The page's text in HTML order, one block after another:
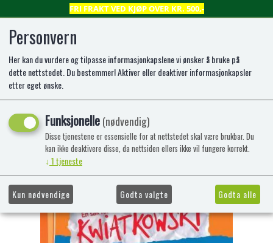
FRI FRAKT VED KJØP OVER KR. 500,-
0
Bokbjørn: Kwiatkowski -
Detektivduellen (3)
Lettlest bok for nybegynnere
Personvern
Her kan du vurdere og tilpasse informasjonkapslene vi ønsker å bruke på
dette nettstedet. Du bestemmer! Aktiver eller deaktiver informasjonkapsler
etter eget ønske.
Funksjonelle(nødvendig)
Disse tjenestene er essensielle for at nettstedet skal være brukbar. Du
kan ikke deaktivere disse, da nettsiden ellers ikke vil fungere korrekt.
↓ 1tjeneste
Kun nødvendige Godta valgte Godta alle